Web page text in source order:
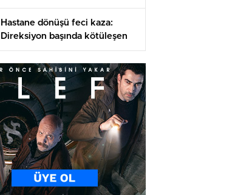
İçki ve 48 Bin Makaron Ele
Geçirildi
Hastane dönüşü feci kaza:
Direksiyon başında kötüleşen
şoför direğe çarptı